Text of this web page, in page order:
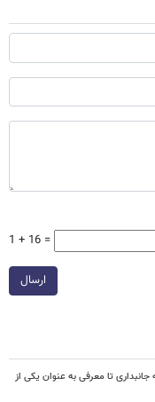
1 + 16 =
ارسال
جانبداری تا معرفی به عنوان یکی از